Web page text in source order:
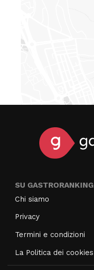
SU GASTRORANKING
Chi siamo
Privacy
Termini e condizioni
La Politica dei cookies